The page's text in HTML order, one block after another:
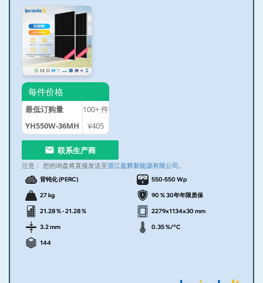
每件价格
最低订购量 100+件
YH550W-36MH
¥405
联系生产商
注意： 您的询盘将直接发送至浙江盈辉新能源有限公司 。
背钝化 (PERC) 550-550 Wp
27 kg 90 % 30年年限质保
21.28 % - 21.28 % 2279x1134x30 mm
3.2 mm 0.35 %/°C
144